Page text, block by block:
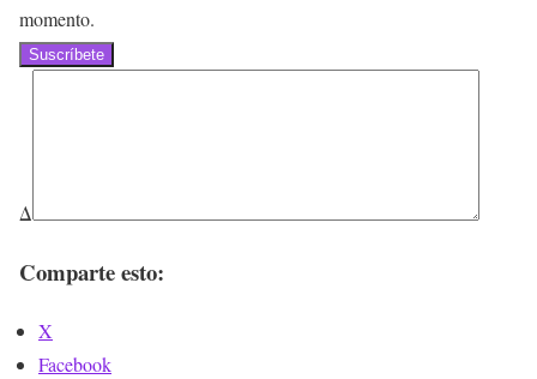
momento.
Suscríbete
Δ
Comparte esto:
X
Facebook